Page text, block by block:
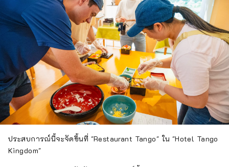
ประสบการณ์นี้จะจัดขึ้นที่ "Restaurant Tango" ใน "Hotel Tango
Kingdom"